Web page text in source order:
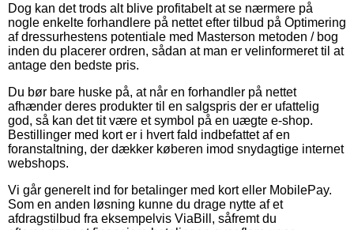
Dog kan det trods alt blive profitabelt at se nærmere på
nogle enkelte forhandlere på nettet efter tilbud på Optimering
af dressurhestens potentiale med Masterson metoden / bog
inden du placerer ordren, sådan at man er velinformeret til at
antage den bedste pris.
Du bør bare huske på, at når en forhandler på nettet
afhænder deres produkter til en salgspris der er ufattelig
god, så kan det tit være et symbol på en uægte e-shop.
Bestillinger med kort er i hvert fald indbefattet af en
foranstaltning, der dækker køberen imod snydagtige internet
webshops.
Vi går generelt ind for betalinger med kort eller MobilePay.
Som en anden løsning kunne du drage nytte af et
afdragstilbud fra eksempelvis ViaBill, såfremt du